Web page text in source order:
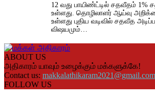
12 வது பாயிண்ட்டில் சதவீதம் 1%
உள்ளது. தொழிலாளர் ஆய்வு
உள்ளது புதிய வடிவில் சதவீத
விஷயமும்…
ABOUT US
அதிகாரம் யாவும் உழைக்கும் மக்களுக்கே!
Contact us: makkalathikaram2021@gmail.com
FOLLOW US